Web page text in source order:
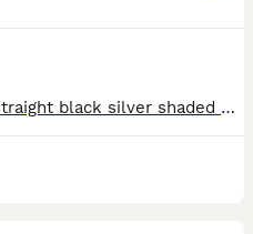
ROMEO dolcissimo scottish straight black silver shaded SUPER AFFETTUOSO - abituato alla lettiera e al tiragraffi - vaccinato e sverminato - libretto sanitario e prima visita medica I genitori visibili: (si vedono anche nelle ultime due foto) BALOO SCOTTISH FOLD BLACK SILVER SHADED FIGLIO DI CAMPIONI CON PEDIGREE VIOLETTA SCOTTISH STRAIGHT LILAC INFO IN PRIVATO